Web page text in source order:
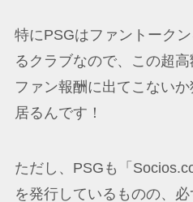
特にPSGはファントーク
るクラブなので、この超
ファン報酬に出てこない
居るんです！
ただし、PSGも「
を発行しているものの、